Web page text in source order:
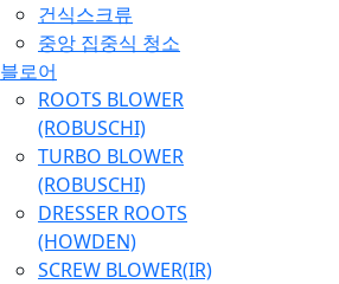
건식스크류
중앙 집중식 청소
블로어
ROOTS BLOWER
(ROBUSCHI)
TURBO BLOWER
(ROBUSCHI)
DRESSER ROOTS
(HOWDEN)
SCREW BLOWER(IR)